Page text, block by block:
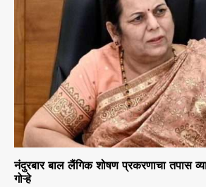
नंदुरबार बाल लैंगिक शोषण प्रकरणाचा तपास
गोऱ्हे